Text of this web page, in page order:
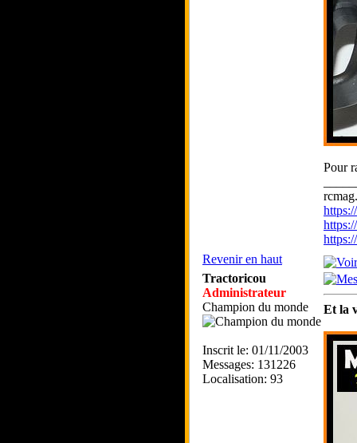
Pour
Revenir en haut
Tractoricou
Administrateur
Champion du monde
Inscrit le: 01/11/2003
Messages: 131226
Localisation: 93
Et la